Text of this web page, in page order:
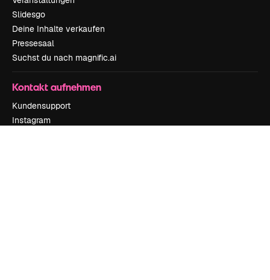
Slidesgo
Deine Inhalte verkaufen
Pressesaal
Suchst du nach magnific.ai
Kontakt aufnehmen
Kundensupport
Instagram